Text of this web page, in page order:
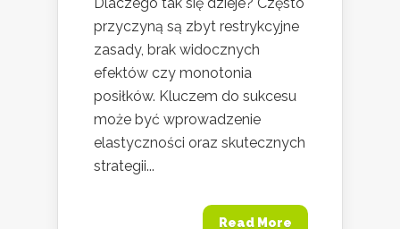
przyczyną są zbyt restrykcyjne
zasady, brak widocznych
efektów czy monotonia
posiłków. Kluczem do sukcesu
może być wprowadzenie
elastyczności oraz skutecznych
strategii...
Read More